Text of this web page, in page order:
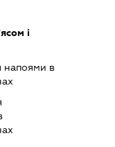
і
напоями в